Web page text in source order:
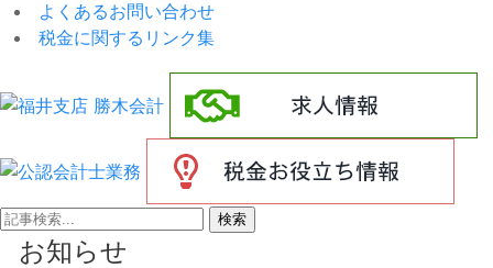
よくあるお問い合わせ
税金に関するリンク集
検索
お知らせ